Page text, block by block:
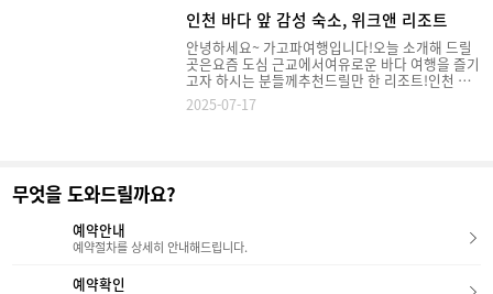
램이7월 31일 강릉 에 오픈했습니다.신라 모노그램
이란?신라호텔이 만든 조금 더 캐주얼한 감성 호텔
브랜드예요.전통적인 5성급 호텔의 포멀함에서 벗
어나,일상 속 여유를 즐길 수 있는 감성적인 호텔이
라는 점이 특징이에요. 저희는 청량리역에서 KTX
를 이용했습니다. KTX로 강릉역까지는약 1시간 30
스동으로 나뉘어 운영되고 있었는데요.이번 포스팅
에서는 호텔동과 레지던스동을 비교하며각 로비,
- 먼저 레지던스 로비부터 가볼게요모노그램 레지
인천 바다 앞 감성 숙소, 위크앤 리조트
안녕하세요~ 가고파여행입니다!오늘 소개해 드릴
곳은요즘 도심 근교에서여유로운 바다 여행을 즐기
고자 하시는 분들께추천드릴만 한 리조트!인천 을
왕리 해변 근처에 위치한위크앤 리조트입니다.인천
은 서울에서 차로 약 1시간 거리에 위치해 있고, 동
리조트 소개 시작하겠습니다. - 리조트 외관 & 입구
분위기 -​​입구에 들어서면 모던하고 감성적인 외관
2025-07-17
무엇을 도와드릴까요?
예약안내
예약절차를 상세히 안내해드립니다.
예약확인